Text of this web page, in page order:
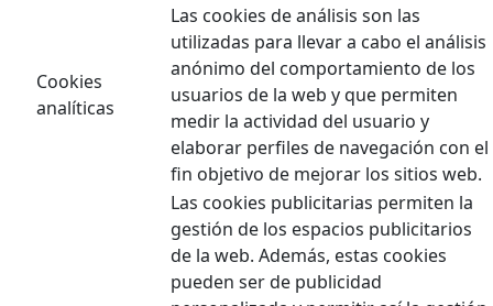
Cookies
analíticas
Las cookies de análisis son las
utilizadas para llevar a cabo el análisis
anónimo del comportamiento de los
usuarios de la web y que permiten
medir la actividad del usuario y
elaborar perfiles de navegación con el
fin objetivo de mejorar los sitios web.
Las cookies publicitarias permiten la
gestión de los espacios publicitarios
de la web. Además, estas cookies
pueden ser de publicidad